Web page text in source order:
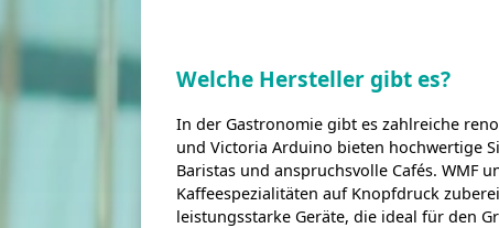
Welche Hersteller gibt es?
In der Gastronomie gibt es zahlreiche
und Victoria Arduino bieten hochwertige
Baristas und anspruchsvolle Cafés. WMF
Kaffeespezialitäten auf Knopfdruck
leistungsstarke Geräte, die ideal für den